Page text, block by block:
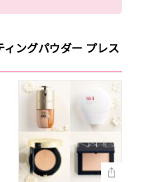
ングパウダー プレス